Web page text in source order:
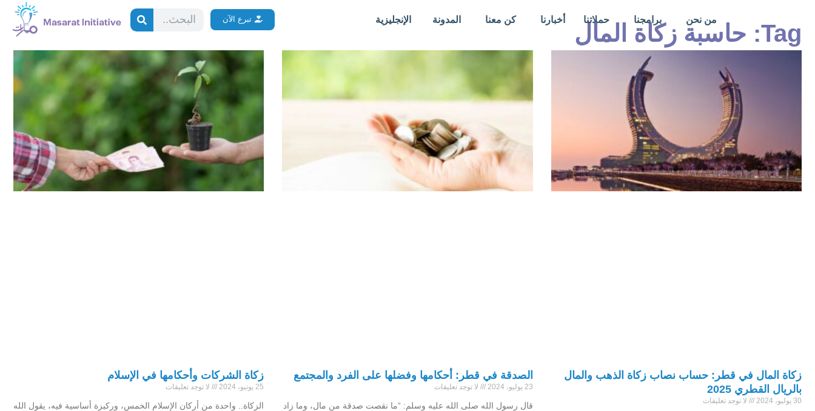
المحتوى
من نحن برامجنا حملاتنا أخبارنا كن معنا المدونة الإنجليزية تبرع الآن Search
Tag: حاسبة زكاة المال
زكاة المال في قطر: حساب نصاب زكاة الذهب والمال
بالريال القطري 2025
30 يوليو، 2024 لا توجد تعليقات
الصدقة في قطر: أحكامها وفضلها على الفرد والمجتمع
23 يوليو، 2024 لا توجد تعليقات
قال رسول الله صلى الله عليه وسلم: “ما نقصت صدقة من مال، وما زاد
زكاة الشركات وأحكامها في الإسلام
25 يونيو، 2024 لا توجد تعليقات
الزكاة.. واحدة من أركان الإسلام الخمس، وركيزة أساسية فيه، يقول الله